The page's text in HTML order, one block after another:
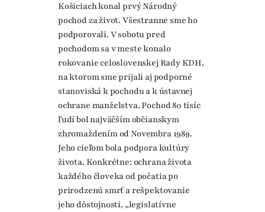
Košiciach konal prvý Národný
pochod za život. Všestranne sme ho
podporovali. V sobotu pred
pochodom sa v meste konalo
rokovanie celoslovenskej Rady KDH,
na ktorom sme prijali aj podporné
stanoviská k pochodu a k ústavnej
ochrane manželstva. Pochod 80 tisíc
ľudí bol najväčším občianskym
zhromaždením od Novembra 1989.
Jeho cieľom bola podpora kultúry
života. Konkrétne: ochrana života
každého človeka od počatia po
prirodzenú smrť a rešpektovanie
jeho dôstojnosti, „legislatívne